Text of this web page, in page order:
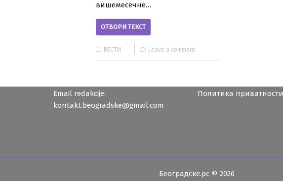
вишемесечне…
ОТВОРИ ТЕКСТ
ВЕСТИ Leave a comment
Email redakcije:
kontakt.beogradske@gmail.com
Политика приватности
Београдске.рс © 2026